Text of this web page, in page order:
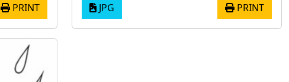
PRINT JPG PRINT